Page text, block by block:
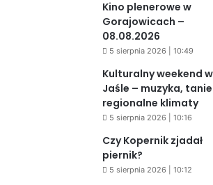
Kino plenerowe w
Gorajowicach –
08.08.2026
5 sierpnia 2026 | 10:49
Kulturalny weekend w
Jaśle – muzyka,
regionalne klimaty
5 sierpnia 2026 | 10:16
Czy Kopernik zjadał
piernik?
5 sierpnia 2026 | 10:12